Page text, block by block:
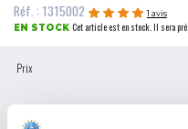
Réf. : 1315002
1 avis
EN STOCK Cet article est en stock. Il sera
Prix